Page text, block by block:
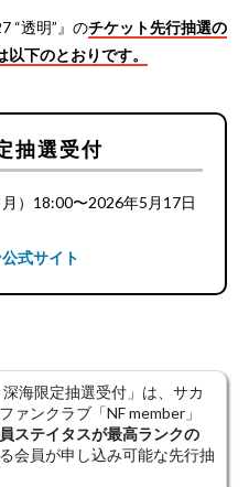
“透明”』のチケット先行抽選の
下のとおりです。
抽選受付
）18:00〜2026年5月17日
式サイト
深海限定抽選受付」は、サカ
ァンクラブ「NF member」
ステイタスが最高ランクの
会員が申し込み可能な先行抽